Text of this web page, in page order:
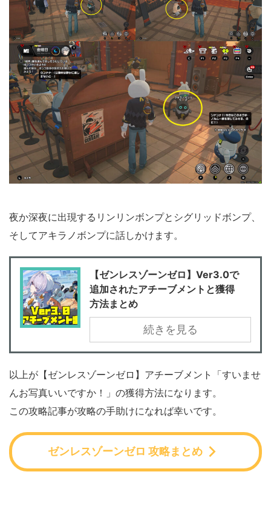
夜か深夜に出現するリンリンボンプとシグリッドボンプ、
そしてアキラノボンプに話しかけます。
【ゼンレスゾーンゼロ】Ver3.0で
追加されたアチーブメントと獲得
方法まとめ
続きを見る
以上が【ゼンレスゾーンゼロ】アチーブメント「すいませ
んお写真いいですか！」の獲得方法になります。
この攻略記事が攻略の手助けになれば幸いです。
ゼンレスゾーンゼロ 攻略まとめ